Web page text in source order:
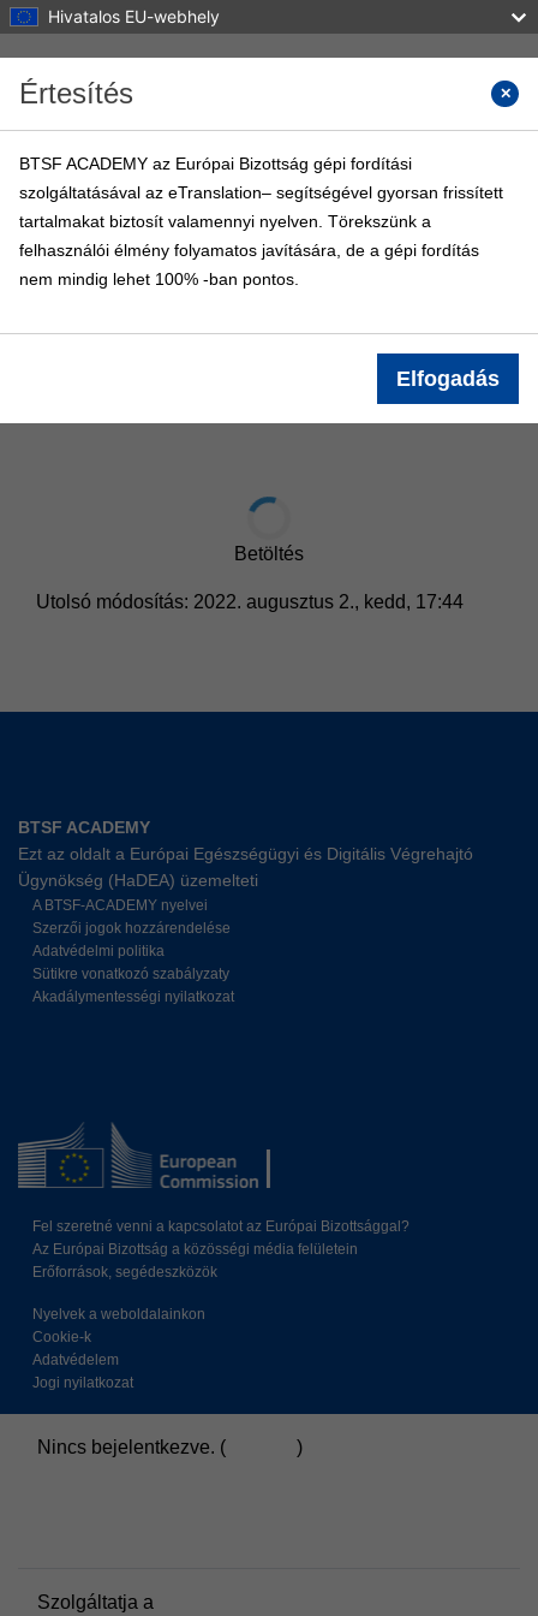
Hivatalos EU-webhely
BTSF ACADEMY
Kezdőoldal BTSF tanfolyamok Info
Utolsó módosítás: 2022. augusztus 2., kedd, 17:44
BTSF ACADEMY
Ezt az oldalt a Európai Egészségügyi és Digitális Végrehajtó
Ügynökség (HaDEA) üzemelteti
A BTSF-ACADEMY nyelvei
Szerzői jogok hozzárendelése
Adatvédelmi politika
Sütikre vonatkozó szabályzaty
Akadálymentességi nyilatkozat
Fel szeretné venni a kapcsolatot az Európai Bizottsággal?
Az Európai Bizottság a közösségi média felületein
Erőforrások, segédeszközök
Nyelvek a weboldalainkon
Cookie-k
Adatvédelem
Jogi nyilatkozat
Nincs bejelentkezve. (
)
Szolgáltatja a
Értesítés
BTSF ACADEMY az Európai Bizottság gépi fordítási
szolgáltatásával az eTranslation– segítségével gyorsan frissített
tartalmakat biztosít valamennyi nyelven. Törekszünk a
felhasználói élmény folyamatos javítására, de a gépi fordítás
nem mindig lehet 100% -ban pontos.
Elfogadás